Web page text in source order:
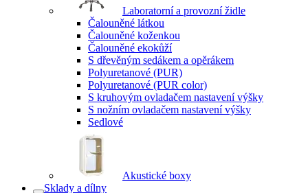
Laboratorní a provozní židle
Čalouněné látkou
Čalouněné koženkou
Čalouněné ekokůží
S dřevěným sedákem a opěrákem
Polyuretanové (PUR)
Polyuretanové (PUR color)
S kruhovým ovladačem nastavení výšky
S nožním ovladačem nastavení výšky
Sedlové
Akustické boxy
Sklady a dílny